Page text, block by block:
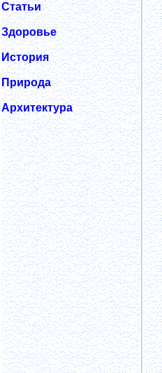
Статьи
Здоровье
История
Природа
Архитектура